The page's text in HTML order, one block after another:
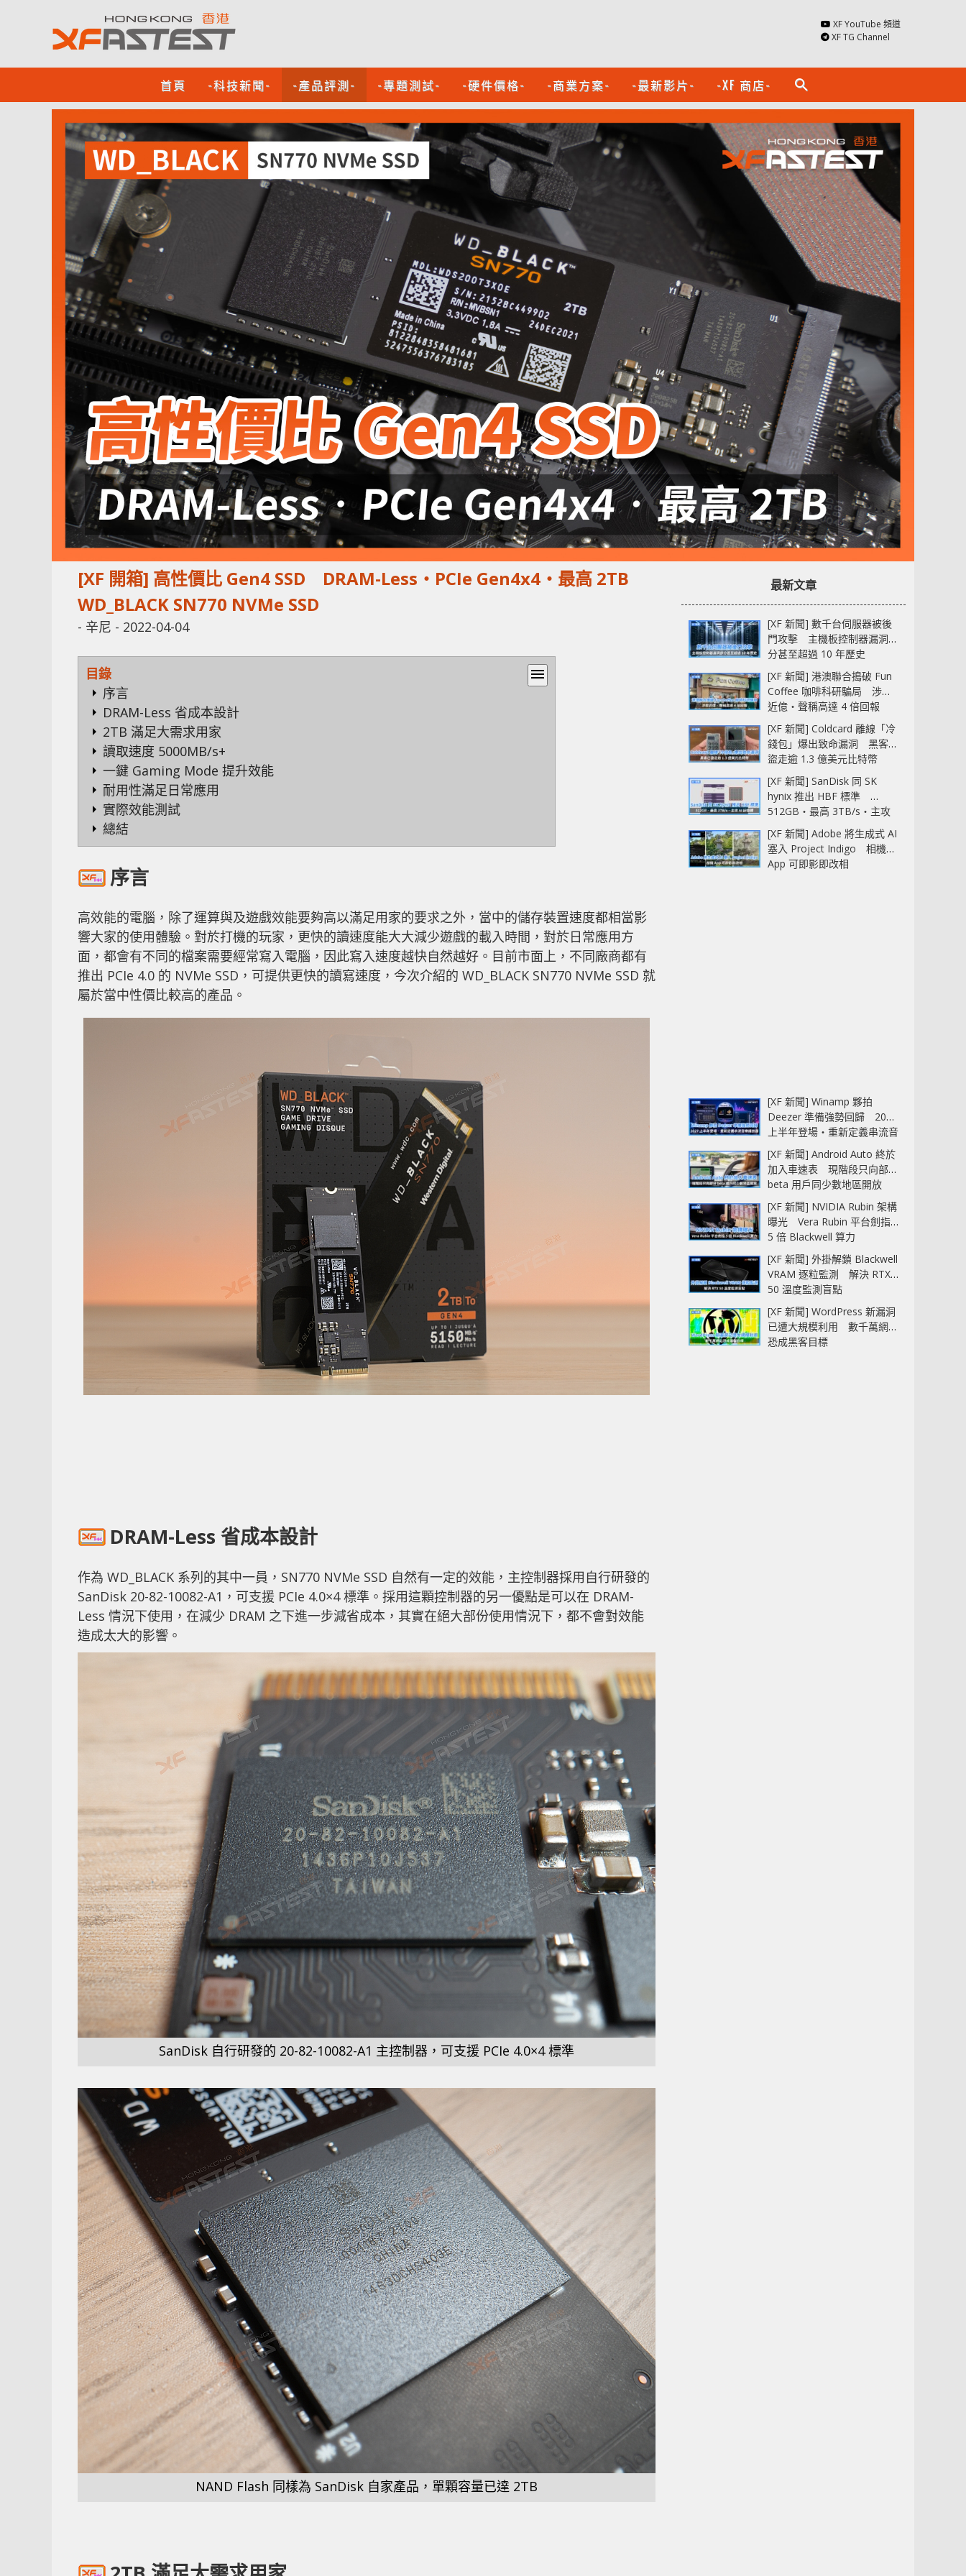
XF YouTube 頻道
XF TG Channel
首頁 -科技新聞- -產品評測- -專題測試- -硬件價格- -商業方案- -最新影片- -XF 商店- search
[XF 開箱] 高性價比 Gen4 SSD DRAM-Less‧PCIe Gen4x4‧最高 2TB
WD_BLACK SN770 NVMe SSD
- 辛尼 - 2022-04-04
目錄
menu
序言
DRAM-Less 省成本設計
2TB 滿足大需求用家
讀取速度 5000MB/s+
一鍵 Gaming Mode 提升效能
耐用性滿足日常應用
實際效能測試
總結
序言
高效能的電腦，除了運算與及遊戲效能要夠高以滿足用家的要求之外，當中的儲存裝置速度都相當影
響大家的使用體驗。對於打機的玩家，更快的讀速度能大大減少遊戲的載入時間，對於日常應用方
面，都會有不同的檔案需要經常寫入電腦，因此寫入速度越快自然越好。目前市面上，不同廠商都有
推出 PCIe 4.0 的 NVMe SSD，可提供更快的讀寫速度，今次介紹的 WD_BLACK SN770 NVMe SSD 就
屬於當中性價比較高的產品。
DRAM-Less 省成本設計
作為 WD_BLACK 系列的其中一員，SN770 NVMe SSD 自然有一定的效能，主控制器採用自行研發的
SanDisk 20-82-10082-A1，可支援 PCIe 4.0×4 標準。採用這顆控制器的另一優點是可以在 DRAM-
Less 情況下使用，在減少 DRAM 之下進一步減省成本，其實在絕大部份使用情況下，都不會對效能
造成太大的影響。
SanDisk 自行研發的 20-82-10082-A1 主控制器，可支援 PCIe 4.0×4 標準
NAND Flash 同樣為 SanDisk 自家產品，單顆容量已達 2TB
最新文章
[XF 新聞] 數千台伺服器被後
門攻擊 主機板控制器漏洞部
分甚至超過 10 年歷史
[XF 新聞] 港澳聯合搗破 Fun
Coffee 咖啡科研騙局 涉款
近億‧聲稱高達 4 倍回報
[XF 新聞] Coldcard 離線「冷
錢包」爆出致命漏洞 黑客已
盜走逾 1.3 億美元比特幣
[XF 新聞] SanDisk 同 SK
hynix 推出 HBF 標準
512GB‧最高 3TB/s‧主攻
AI 記憶體
[XF 新聞] Adobe 將生成式 AI
塞入 Project Indigo 相機
App 可即影即改相
[XF 新聞] Winamp 夥拍
Deezer 準備強勢回歸 2027
上半年登場‧重新定義串流音
樂播放器
[XF 新聞] Android Auto 終於
加入車速表 現階段只向部分
beta 用戶同少數地區開放
[XF 新聞] NVIDIA Rubin 架構
曝光 Vera Rubin 平台劍指
5 倍 Blackwell 算力
[XF 新聞] 外掛解鎖 Blackwell
VRAM 逐粒監測 解決 RTX
50 溫度監測盲點
[XF 新聞] WordPress 新漏洞
已遭大規模利用 數千萬網站
恐成黑客目標